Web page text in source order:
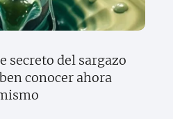
secreto del sargazo
conocer ahora